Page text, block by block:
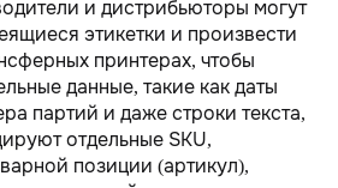
и дистрибьюторы могут
этикетки и произвести
принтерах, чтобы
данные, такие как даты
партий и даже строки текста,
отдельные SKU,
позиции (артикул),